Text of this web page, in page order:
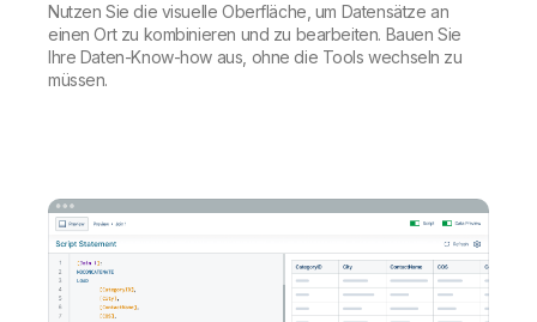
Nutzen Sie die visuelle Oberfläche, um Datensätze an
einen Ort zu kombinieren und zu bearbeiten. Bauen Sie
Ihre Daten-Know-how aus, ohne die Tools wechseln zu
müssen.